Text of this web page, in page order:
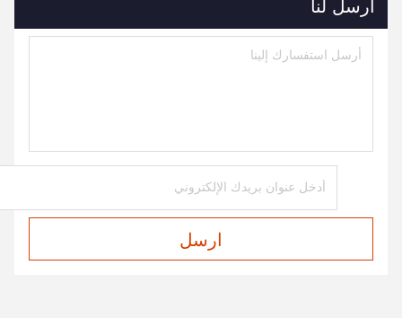
أرسل لنا
ارسل